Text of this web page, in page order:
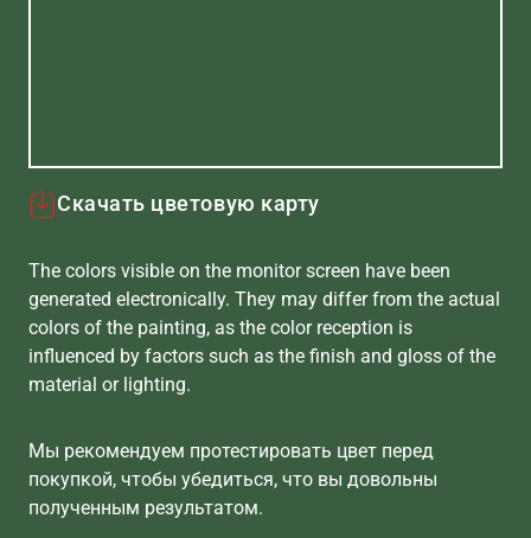
Скачать цветовую карту
The colors visible on the monitor screen have been
generated electronically. They may differ from the actual
colors of the painting, as the color reception is
influenced by factors such as the finish and gloss of the
material or lighting.
Мы рекомендуем протестировать цвет перед
покупкой, чтобы убедиться, что вы довольны
полученным результатом.